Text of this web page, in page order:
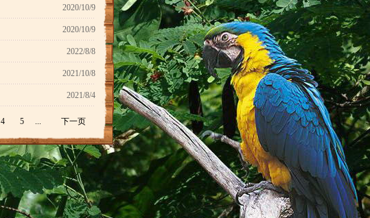
2020/10/9
2020/10/9
2022/8/8
2021/10/8
2021/8/4
4 5 ... 下一页